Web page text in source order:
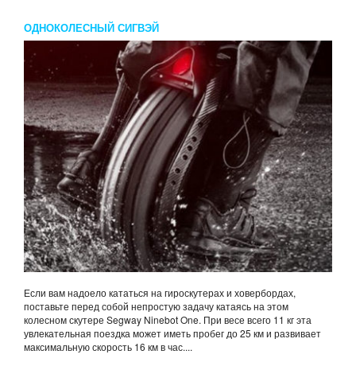
ОДНОКОЛЕСНЫЙ СИГВЭЙ
Если вам надоело кататься на гироскутерах и ховербордах,
поставьте перед собой непростую задачу катаясь на этом
колесном скутере Segway Ninebot One. При весе всего 11 кг эта
увлекательная поездка может иметь пробег до 25 км и развивает
максимальную скорость 16 км в час....